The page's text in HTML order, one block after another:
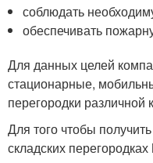
соблюдать
обеспечивать
Для данных целей
стационарные,
перегородки различной
Для того чтобы
складских